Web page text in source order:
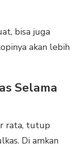
bisa juga
akan lebih
Selama
rata, tutup
Di amkan